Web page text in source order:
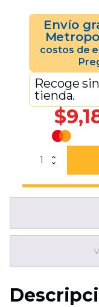
Envío
costos de
Recoge
tienda.
$
Estación
150HD
Verde